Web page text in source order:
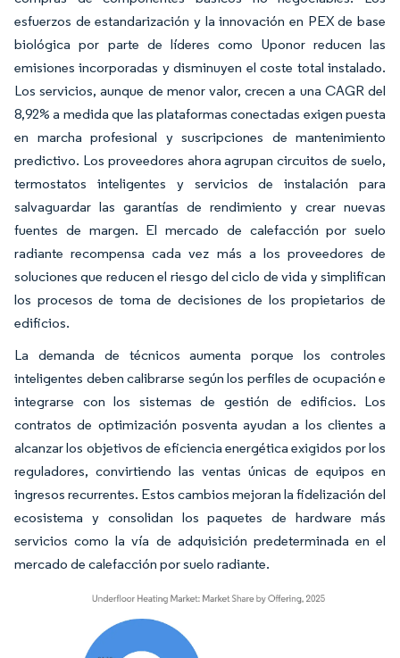
esfuerzos de estandarización y la innovación en PEX de base
biológica por parte de líderes como Uponor reducen las
emisiones incorporadas y disminuyen el coste total instalado.
Los servicios, aunque de menor valor, crecen a una CAGR del
8,92% a medida que las plataformas conectadas exigen puesta
en marcha profesional y suscripciones de mantenimiento
predictivo. Los proveedores ahora agrupan circuitos de suelo,
termostatos inteligentes y servicios de instalación para
salvaguardar las garantías de rendimiento y crear nuevas
fuentes de margen. El mercado de calefacción por suelo
radiante recompensa cada vez más a los proveedores de
soluciones que reducen el riesgo del ciclo de vida y simplifican
los procesos de toma de decisiones de los propietarios de
edificios.
La demanda de técnicos aumenta porque los controles
inteligentes deben calibrarse según los perfiles de ocupación e
integrarse con los sistemas de gestión de edificios. Los
contratos de optimización posventa ayudan a los clientes a
alcanzar los objetivos de eficiencia energética exigidos por los
reguladores, convirtiendo las ventas únicas de equipos en
ingresos recurrentes. Estos cambios mejoran la fidelización del
ecosistema y consolidan los paquetes de hardware más
servicios como la vía de adquisición predeterminada en el
mercado de calefacción por suelo radiante.